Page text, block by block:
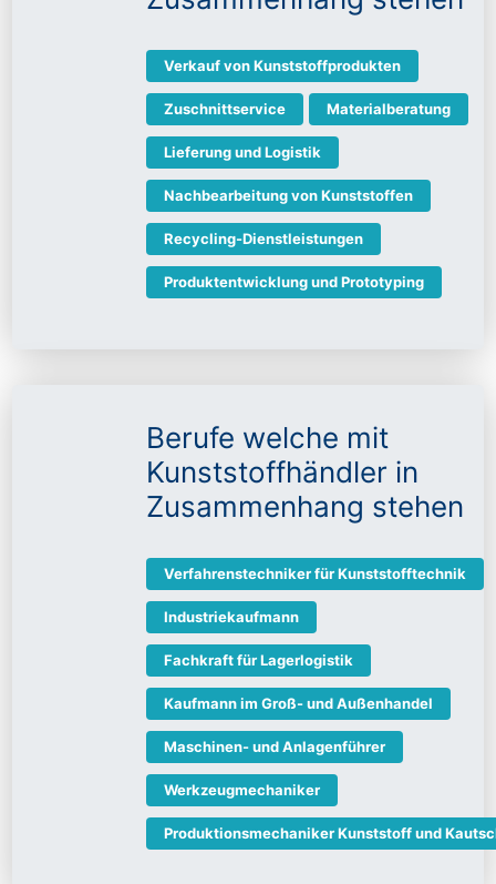
Verkauf von Kunststoffprodukten
Zuschnittservice Materialberatung
Lieferung und Logistik
Nachbearbeitung von Kunststoffen
Recycling-Dienstleistungen
Produktentwicklung und Prototyping
Berufe welche mit
Kunststoffhändler in
Zusammenhang stehen
Verfahrenstechniker für Kunststofftechnik
Industriekaufmann
Fachkraft für Lagerlogistik
Kaufmann im Groß- und Außenhandel
Maschinen- und Anlagenführer
Werkzeugmechaniker
Produktionsmechaniker Kunststoff und